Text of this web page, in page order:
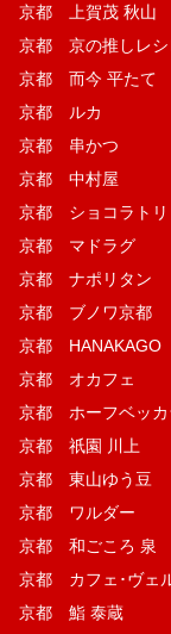
京都 上賀茂 秋山
京都 京の推しレシ
京都 而今 平たて
京都 ルカ
京都 串かつ
京都 中村屋
京都 ショコラトリ
京都 マドラグ
京都 ナポリタン
京都 ブノワ京都
京都 HANAKAGO
京都 オカフェ
京都 ホーフベッカ
京都 祇園 川上
京都 東山ゆう豆
京都 ワルダー
京都 和ごころ 泉
京都 カフェ･ヴェ
京都 鮨 泰蔵